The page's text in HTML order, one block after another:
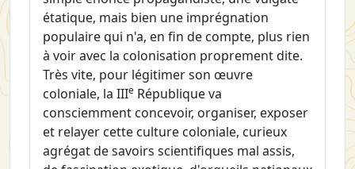
étatique, mais bien une imprégnation
populaire qui n'a, en fin de compte, plus rien
à voir avec la colonisation proprement dite.
Très vite, pour légitimer son œuvre
coloniale, la IIIe République va
consciemment concevoir, organiser, exposer
et relayer cette culture coloniale, curieux
agrégat de savoirs scientifiques mal assis,